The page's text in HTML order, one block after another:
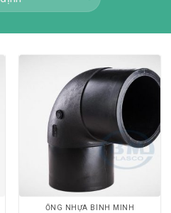
ỐNG NHỰA BÌNH MINH